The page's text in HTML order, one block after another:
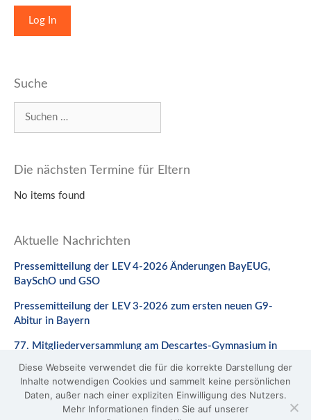
Suche
Die nächsten Termine für Eltern
No items found
Aktuelle Nachrichten
Pressemitteilung der LEV 4-2026 Änderungen BayEUG,
BaySchO und GSO
Pressemitteilung der LEV 3-2026 zum ersten neuen G9-
Abitur in Bayern
77. Mitgliederversammlung am Descartes-Gymnasium in
Stellungnahme zum Gesetzentwurf zur Änderung des
BaySchO
Diese Webseite verwendet die für die korrekte Darstellung der
Inhalte notwendigen Cookies und sammelt keine persönlichen
Daten, außer nach einer expliziten Einwilligung des Nutzers.
Mehr Informationen finden Sie auf unserer